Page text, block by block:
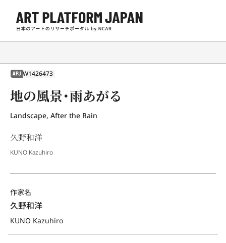
APJ W1426473
地の風景・雨あがる
Landscape, After the Rain
久野和洋
KUNO Kazuhiro
作家名
久野和洋
KUNO Kazuhiro